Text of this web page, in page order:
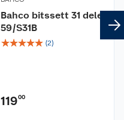
Bahco bitssett 31 deler
59/S31B
☆☆☆☆☆ (2)
11900